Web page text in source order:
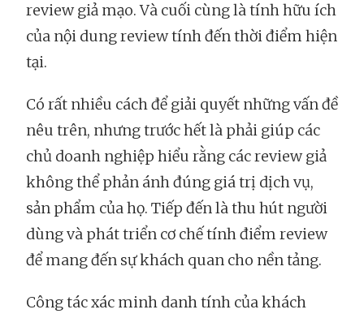
review giả mạo. Và cuối cùng là tính hữu ích
của nội dung review tính đến thời điểm hiện
tại.
Có rất nhiều cách để giải quyết những vấn đề
nêu trên, nhưng trước hết là phải giúp các
chủ doanh nghiệp hiểu rằng các review giả
không thể phản ánh đúng giá trị dịch vụ,
sản phẩm của họ. Tiếp đến là thu hút người
dùng và phát triển cơ chế tính điểm review
để mang đến sự khách quan cho nền tảng.
Công tác xác minh danh tính của khách